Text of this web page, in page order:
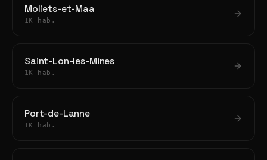
Moliets-et-Maa
1K hab.
Saint-Lon-les-Mines
1K hab.
Port-de-Lanne
1K hab.